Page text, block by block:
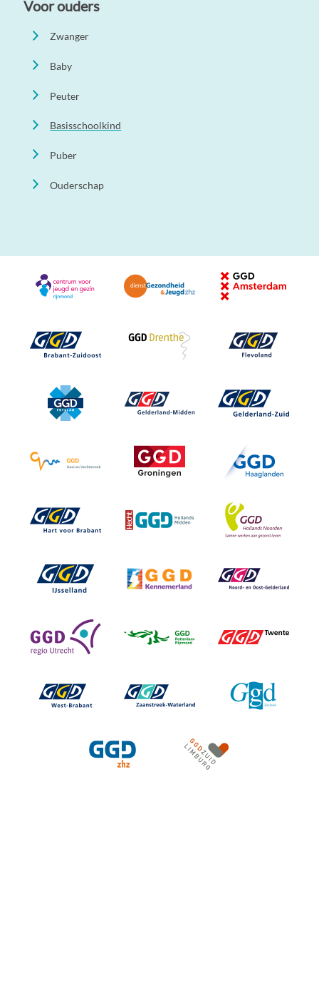
Voor ouders
Zwanger
Baby
Peuter
Basisschoolkind
Puber
Ouderschap